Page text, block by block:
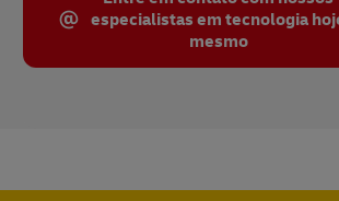
especialistas em tecnologia
mesmo